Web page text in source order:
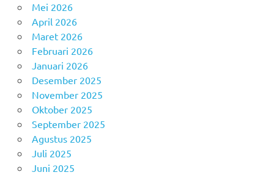
Mei 2026
April 2026
Maret 2026
Februari 2026
Januari 2026
Desember 2025
November 2025
Oktober 2025
September 2025
Agustus 2025
Juli 2025
Juni 2025